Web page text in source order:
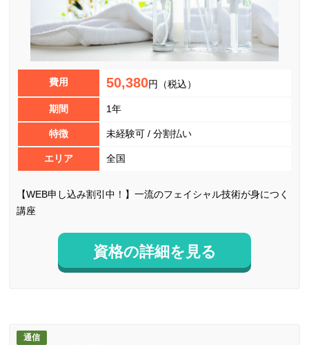
費用 50,380円（税込）
期間 1年
特徴 未経験可 / 分割払い
エリア 全国
【WEB申し込み割引中！】一流のフェイシャル技術が身につく
講座
資格の詳細を見る
通信